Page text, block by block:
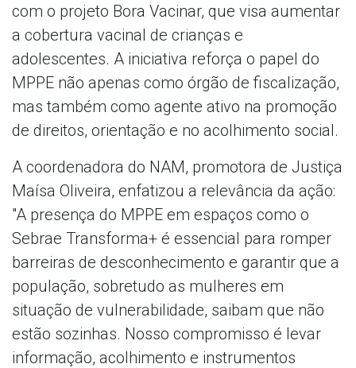
com o projeto Bora Vacinar, que visa aumentar
a cobertura vacinal de crianças e
adolescentes. A iniciativa reforça o papel do
MPPE não apenas como órgão de fiscalização,
mas também como agente ativo na promoção
de direitos, orientação e no acolhimento social.
A coordenadora do NAM, promotora de Justiça
Maísa Oliveira, enfatizou a relevância da ação:
"A presença do MPPE em espaços como o
Sebrae Transforma+ é essencial para romper
barreiras de desconhecimento e garantir que a
população, sobretudo as mulheres em
situação de vulnerabilidade, saibam que não
estão sozinhas. Nosso compromisso é levar
informação, acolhimento e instrumentos